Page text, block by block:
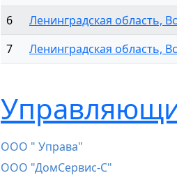
6
Ленинградская область,
7
Ленинградская область,
ООО " Управа"
ООО "ДомСервис-С"